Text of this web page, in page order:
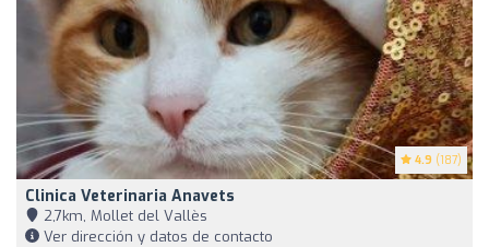
4.9 (187)
Clinica Veterinaria Anavets
2,7km, Mollet del Vallès
Ver dirección y datos de contacto